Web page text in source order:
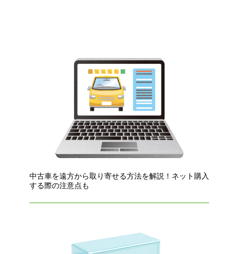
中古車を遠方から取り寄せる方法を解説！ネット購入
する際の注意点も